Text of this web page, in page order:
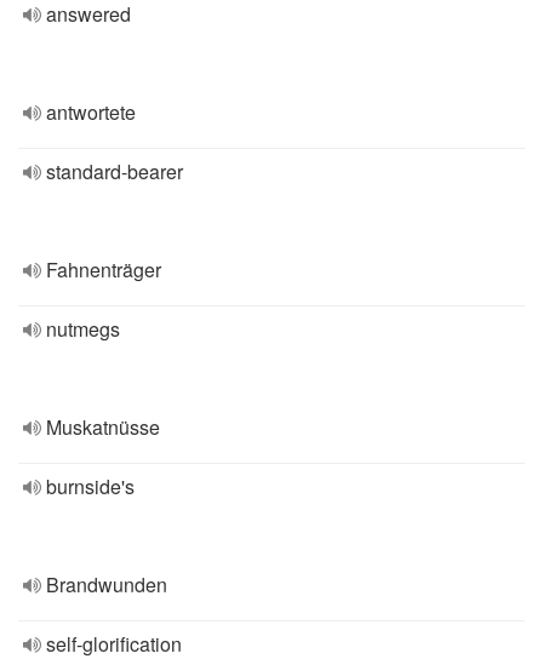
answered
antwortete
standard-bearer
Fahnenträger
nutmegs
Muskatnüsse
burnside's
Brandwunden
self-glorification